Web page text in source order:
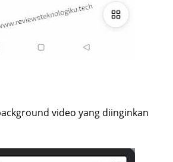
video yang diinginkan